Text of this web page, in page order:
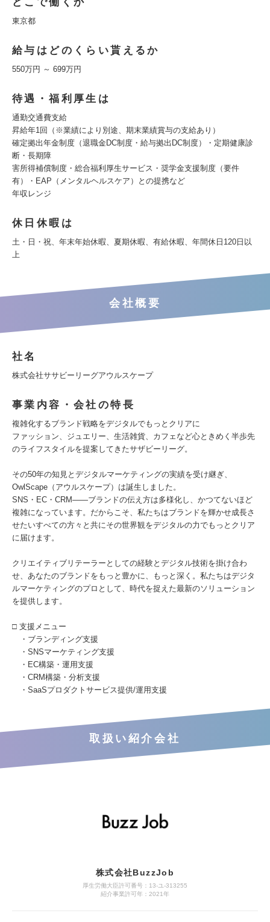
東京都
給与はどのくらい貰えるか
550万円 ～ 699万円
待遇・福利厚生は
通勤交通費支給
昇給年1回（※業績により別途、期末業績賞与の支給あり）
確定拠出年金制度（退職金DC制度・給与拠出DC制度）・定期健康診
断・⻑期障
害所得補償制度・総合福利厚⽣サービス・奨学⾦⽀援制度（要件
有）・EAP（メンタルヘルスケア）との提携など
年収レンジ
休日休暇は
土・日・祝、年末年始休暇、夏期休暇、有給休暇、年間休日120日以
上
会社概要
社名
株式会社ササビーリーグアウルスケープ
事業内容・会社の特長
複雑化するブランド戦略をデジタルでもっとクリアに
ファッション、ジュエリー、生活雑貨、カフェなど心ときめく半歩先
のライフスタイルを提案してきたサザビーリーグ。
その50年の知見とデジタルマーケティングの実績を受け継ぎ、
OwlScape（アウルスケープ）は誕生しました。
SNS・EC・CRM——ブランドの伝え方は多様化し、かつてないほど
複雑になっています。だからこそ、私たちはブランドを輝かせ成長さ
せたいすべての方々と共にその世界観をデジタルの力でもっとクリア
に届けます。
クリエイティブリテーラーとしての経験とデジタル技術を掛け合わ
せ、あなたのブランドをもっと豊かに、もっと深く。私たちはデジタ
ルマーケティングのプロとして、時代を捉えた最新のソリューション
を提供します。
□ 支援メニュー
・ブランディング支援
・SNSマーケティング支援
・EC構築・運用支援
・CRM構築・分析支援
・SaaSプロダクトサービス提供/運用支援
取扱い紹介会社
株式会社BuzzJob
厚生労働大臣許可番号：13-ユ-313255
紹介事業許可年：2021年